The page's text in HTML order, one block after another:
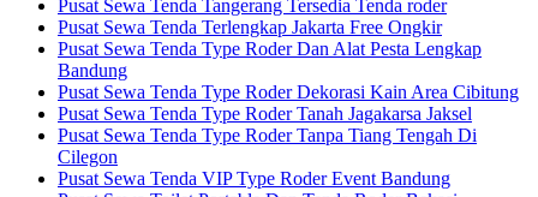
Pusat Sewa Tenda Tangerang Tersedia Tenda roder
Pusat Sewa Tenda Terlengkap Jakarta Free Ongkir
Pusat Sewa Tenda Type Roder Dan Alat Pesta Lengkap
Bandung
Pusat Sewa Tenda Type Roder Dekorasi Kain Area Cibitung
Pusat Sewa Tenda Type Roder Tanah Jagakarsa Jaksel
Pusat Sewa Tenda Type Roder Tanpa Tiang Tengah Di
Cilegon
Pusat Sewa Tenda VIP Type Roder Event Bandung